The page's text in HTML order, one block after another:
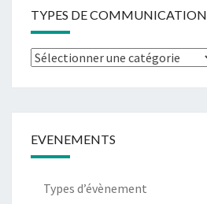
TYPES DE COMMUNICATION
Types
EVENEMENTS
Types d’évènement